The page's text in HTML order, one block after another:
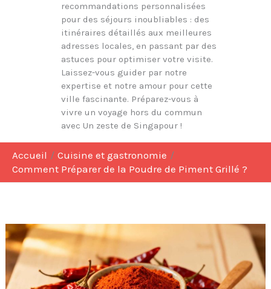
recommandations personnalisées
pour des séjours inoubliables : des
itinéraires détaillés aux meilleures
adresses locales, en passant par des
astuces pour optimiser votre visite.
Laissez-vous guider par notre
expertise et notre amour pour cette
ville fascinante. Préparez-vous à
vivre un voyage hors du commun
avec Un zeste de Singapour !
Accueil
Cuisine et gastronomie
Comment Préparer de la Poudre de Piment Grillé ?